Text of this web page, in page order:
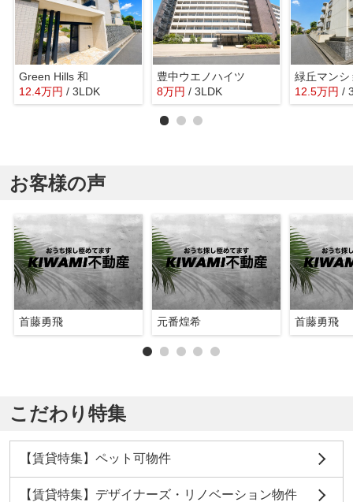
Green Hills 和
12.4万円 / 3LDK
豊中ウエノハイツ
8万円 / 3LDK
緑丘マンシ
12.5万円 /
お客様の声
首藤勇飛 元番煌希 首藤勇飛
こだわり特集
【賃貸特集】ペット可物件
【賃貸特集】デザイナーズ・リノベーション物件